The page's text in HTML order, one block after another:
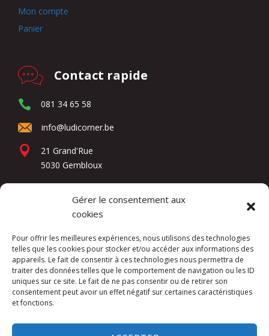
Gérer le consentement aux
cookies
Pour offrir les meilleures expériences, nous utilisons des technologies
telles que les cookies pour stocker et/ou accéder aux informations des
appareils. Le fait de consentir à ces technologies nous permettra de
traiter des données telles que le comportement de navigation ou les ID
uniques sur ce site. Le fait de ne pas consentir ou de retirer son
consentement peut avoir un effet négatif sur certaines caractéristiques
et fonctions.
Mon compte
Panier
Contact rapide
081 34 65 58
info@ludicorner.be
21 Grand'Rue
5030 Gembloux
Réseaux sociaux
Kuslac Invest SRL -Mentions légales